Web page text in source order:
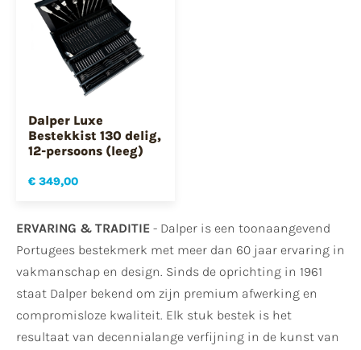
Dalper Luxe
Bestekkist 130 delig,
12-persoons (leeg)
€ 349,00
ERVARING & TRADITIE - Dalper is een toonaangevend
Portugees bestekmerk met meer dan 60 jaar ervaring in
vakmanschap en design. Sinds de oprichting in 1961
staat Dalper bekend om zijn premium afwerking en
compromisloze kwaliteit. Elk stuk bestek is het
resultaat van decennialange verfijning in de kunst van